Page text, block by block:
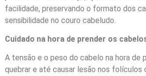
facilidade, preservando o formato dos
sensibilidade no couro cabeludo.
Cuidado na hora de prender os
A tensão e o peso do cabelo na hora de
quebrar e até causar lesão nos folículos